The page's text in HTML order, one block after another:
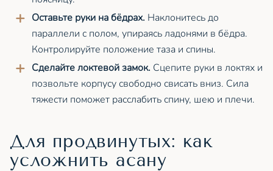
Оставьте руки на бёдрах. Наклонитесь до
параллели с полом, упираясь ладонями в бёдра.
Контролируйте положение таза и спины.
Сделайте локтевой замок. Сцепите руки в локтях и
позвольте корпусу свободно свисать вниз. Сила
тяжести поможет расслабить спину, шею и плечи.
Для продвинутых: как
усложнить асану